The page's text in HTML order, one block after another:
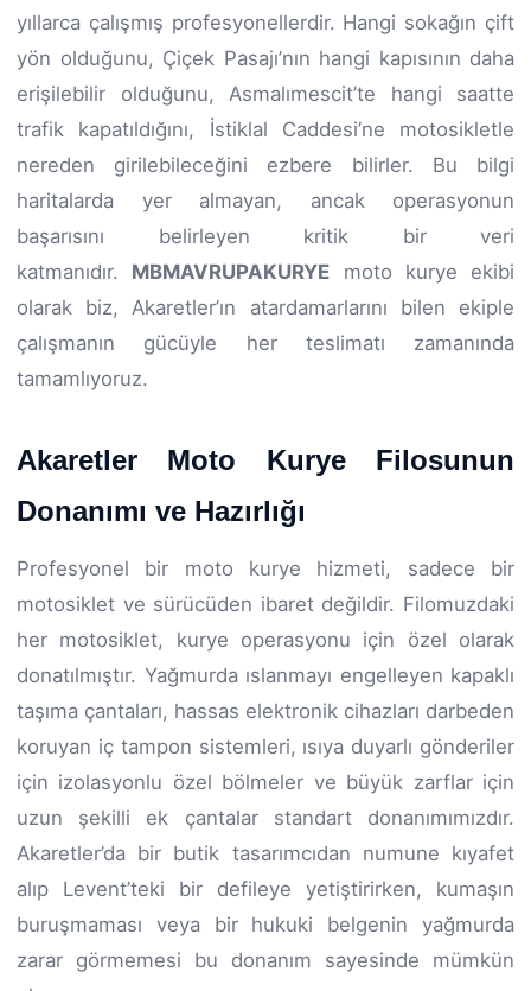
yıllarca çalışmış profesyonellerdir. Hangi sokağın çift
yön olduğunu, Çiçek Pasajı’nın hangi kapısının daha
erişilebilir olduğunu, Asmalımescit’te hangi saatte
trafik kapatıldığını, İstiklal Caddesi’ne motosikletle
nereden girilebileceğini ezbere bilirler. Bu bilgi
haritalarda yer almayan, ancak operasyonun
başarısını belirleyen kritik bir veri
katmanıdır. MBMAVRUPAKURYE moto kurye ekibi
olarak biz, Akaretler’ın atardamarlarını bilen ekiple
çalışmanın gücüyle her teslimatı zamanında
tamamlıyoruz.
Akaretler Moto Kurye Filosunun
Donanımı ve Hazırlığı
Profesyonel bir moto kurye hizmeti, sadece bir
motosiklet ve sürücüden ibaret değildir. Filomuzdaki
her motosiklet, kurye operasyonu için özel olarak
donatılmıştır. Yağmurda ıslanmayı engelleyen kapaklı
taşıma çantaları, hassas elektronik cihazları darbeden
koruyan iç tampon sistemleri, ısıya duyarlı gönderiler
için izolasyonlu özel bölmeler ve büyük zarflar için
uzun şekilli ek çantalar standart donanımımızdır.
Akaretler’da bir butik tasarımcıdan numune kıyafet
alıp Levent’teki bir defileye yetiştirirken, kumaşın
buruşmaması veya bir hukuki belgenin yağmurda
zarar görmemesi bu donanım sayesinde mümkün